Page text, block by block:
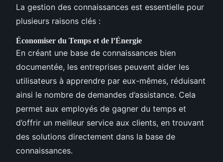
La gestion des connaissances est essentielle pour
plusieurs raisons clés :
Économiser du Temps et de l’Énergie
En créant une base de connaissances bien
documentée, les entreprises peuvent aider les
utilisateurs à apprendre par eux-mêmes, réduisant
ainsi le nombre de demandes d’assistance. Cela
permet aux employés de gagner du temps et
d’offrir un meilleur service aux clients, en trouvant
des solutions directement dans la base de
connaissances.